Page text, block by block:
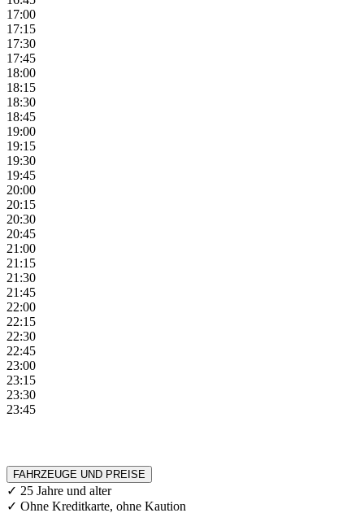
17:00
17:15
17:30
17:45
18:00
18:15
18:30
18:45
19:00
19:15
19:30
19:45
20:00
20:15
20:30
20:45
21:00
21:15
21:30
21:45
22:00
22:15
22:30
22:45
23:00
23:15
23:30
23:45
FAHRZEUGE UND PREISE
✓ 25 Jahre und alter
✓ Ohne Kreditkarte, ohne Kaution